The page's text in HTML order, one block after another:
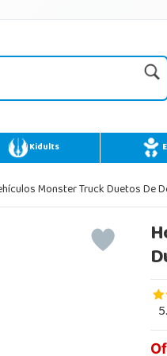
Kidults
Monster Truck Duetos De